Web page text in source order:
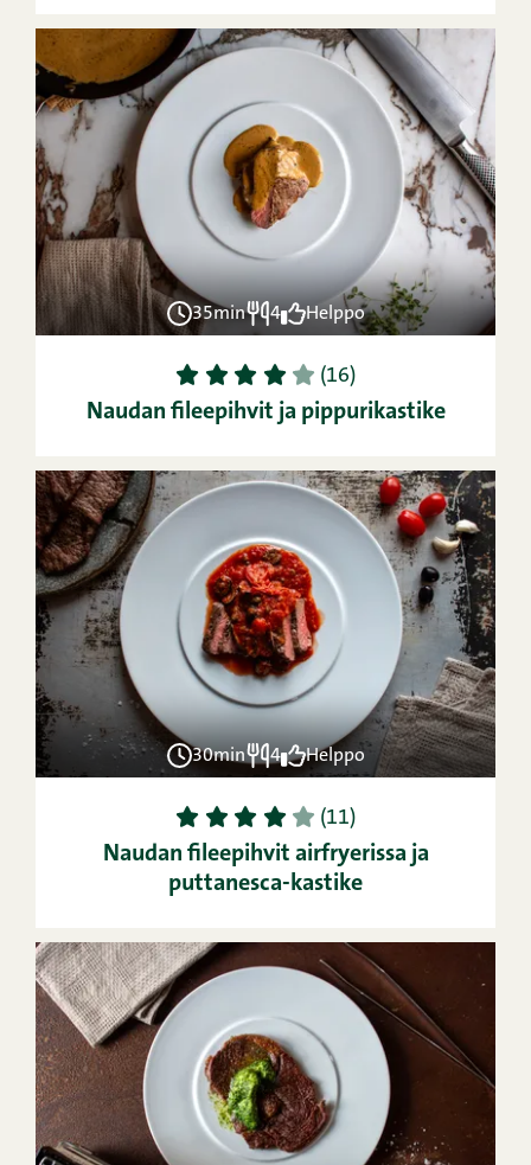
35min 4 Helppo
1 2 3 4 5 (16)
Naudan fileepihvit ja pippurikastike
30min 4 Helppo
1 2 3 4 5 (11)
Naudan fileepihvit airfryerissa ja
puttanesca-kastike